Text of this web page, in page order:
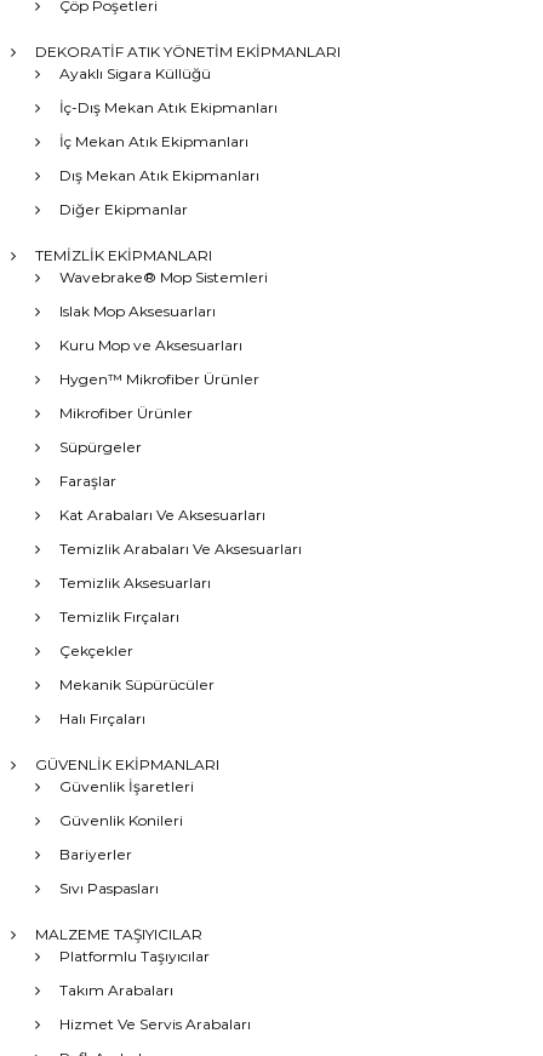
Çöp Poşetleri
DEKORATİF ATIK YÖNETİM EKİPMANLARI
Ayaklı Sigara Küllüğü
İç-Dış Mekan Atık Ekipmanları
İç Mekan Atık Ekipmanları
Dış Mekan Atık Ekipmanları
Diğer Ekipmanlar
TEMİZLİK EKİPMANLARI
Wavebrake® Mop Sistemleri
Islak Mop Aksesuarları
Kuru Mop ve Aksesuarları
Hygen™ Mikrofiber Ürünler
Mikrofiber Ürünler
Süpürgeler
Faraşlar
Kat Arabaları Ve Aksesuarları
Temizlik Arabaları Ve Aksesuarları
Temizlik Aksesuarları
Temizlik Fırçaları
Çekçekler
Mekanik Süpürücüler
Halı Fırçaları
GÜVENLİK EKİPMANLARI
Güvenlik İşaretleri
Güvenlik Konileri
Bariyerler
Sıvı Paspasları
MALZEME TAŞIYICILAR
Platformlu Taşıyıcılar
Takım Arabaları
Hizmet Ve Servis Arabaları